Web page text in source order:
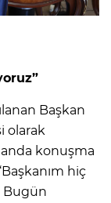
Başkan
olarak
konuşma
hiç
Bugün